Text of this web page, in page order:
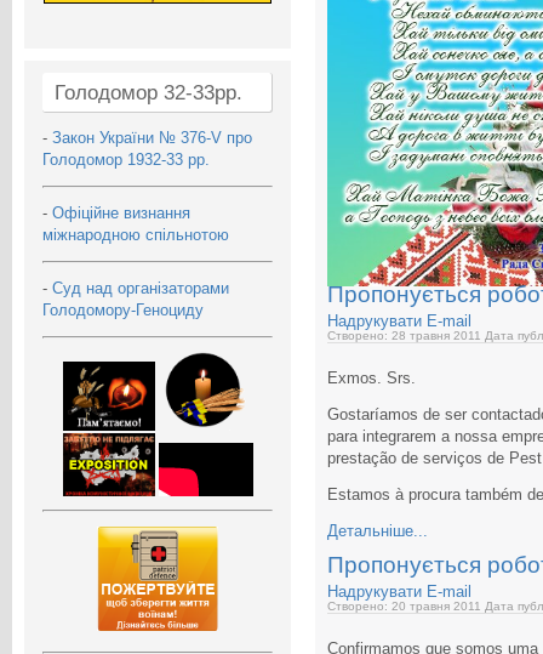
Голодомор 32-33рр.
- Закон України № 376-V про
Голодомор 1932-33 рр.
- Офіційне визнання
міжнародною спільнотою
- Суд над організаторами
Голодомору-Геноциду
Пропонується
Надрукувати E-mail
Створено: 28 травня 2011 Дата
Exmos. Srs.
Gostaríamos de ser
para integrarem a nossa
prestação de serviços de
Estamos à procura também
Детальніше...
Пропонується
Надрукувати E-mail
Створено: 20 травня 2011 Дата
Confirmamos que somos